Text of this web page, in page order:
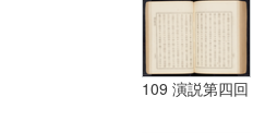
109 演説第四回